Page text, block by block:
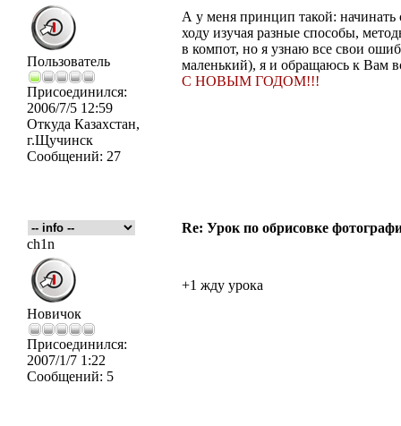
Пользователь
Присоединился:
2006/7/5 12:59
Откуда Казахстан,
г.Щучинск
Сообщений: 27
А у меня принцип такой: начинать
ходу изучая разные способы,
в компот, но я узнаю все свои
маленький), я и обращаюсь к Вам
С НОВЫМ ГОДОМ!!!
Re: Урок по обрисовке
ch1n
Новичок
Присоединился:
2007/1/7 1:22
Сообщений: 5
+1 жду урока